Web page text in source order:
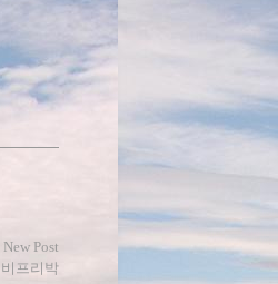
New Post
비프리박